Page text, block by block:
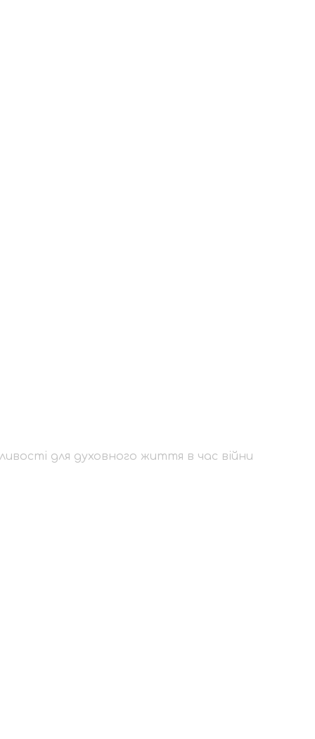
можливості для
для духовного життя в час війни